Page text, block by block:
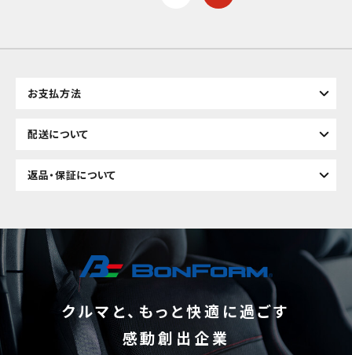
お支払方法
配送について
返品・保証について
クルマと、もっと快適に過ごす
感動創出企業